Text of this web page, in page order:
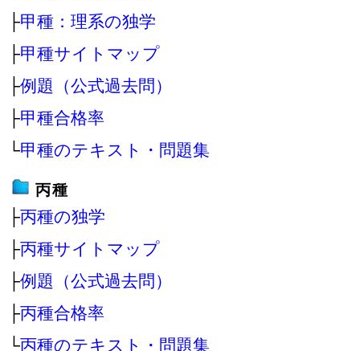
├甲種：理系の独学
├甲種サイトマップ
├例題（公式過去問）
├甲種合格率
└甲種のテキスト・問題集
丙種
├丙種の独学
├丙種サイトマップ
├例題（公式過去問）
├丙種合格率
└丙種のテキスト・問題集